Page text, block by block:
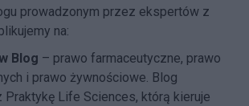
prowadzonym przez ekspertów z
na:
Blog – prawo farmaceutyczne, prawo
i prawo żywnościowe. Blog
Life Sciences, którą kieruje